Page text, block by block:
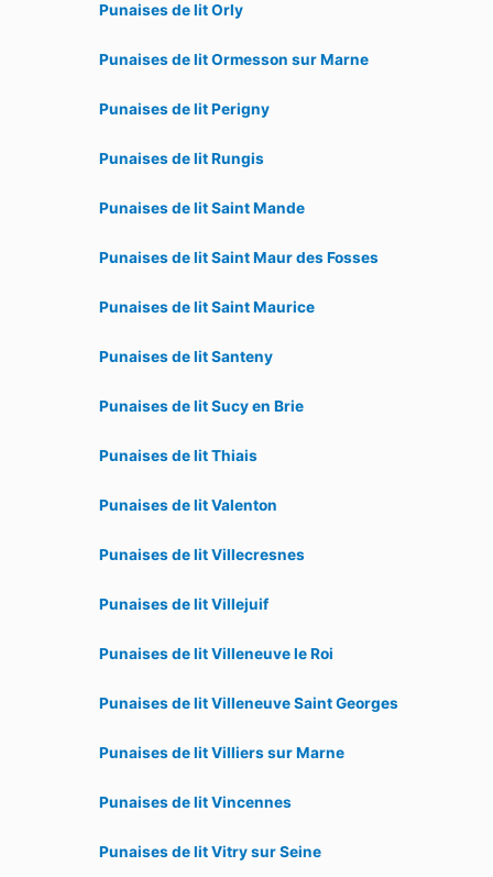
Punaises de lit Orly
Punaises de lit Ormesson sur Marne
Punaises de lit Perigny
Punaises de lit Rungis
Punaises de lit Saint Mande
Punaises de lit Saint Maur des Fosses
Punaises de lit Saint Maurice
Punaises de lit Santeny
Punaises de lit Sucy en Brie
Punaises de lit Thiais
Punaises de lit Valenton
Punaises de lit Villecresnes
Punaises de lit Villejuif
Punaises de lit Villeneuve le Roi
Punaises de lit Villeneuve Saint Georges
Punaises de lit Villiers sur Marne
Punaises de lit Vincennes
Punaises de lit Vitry sur Seine